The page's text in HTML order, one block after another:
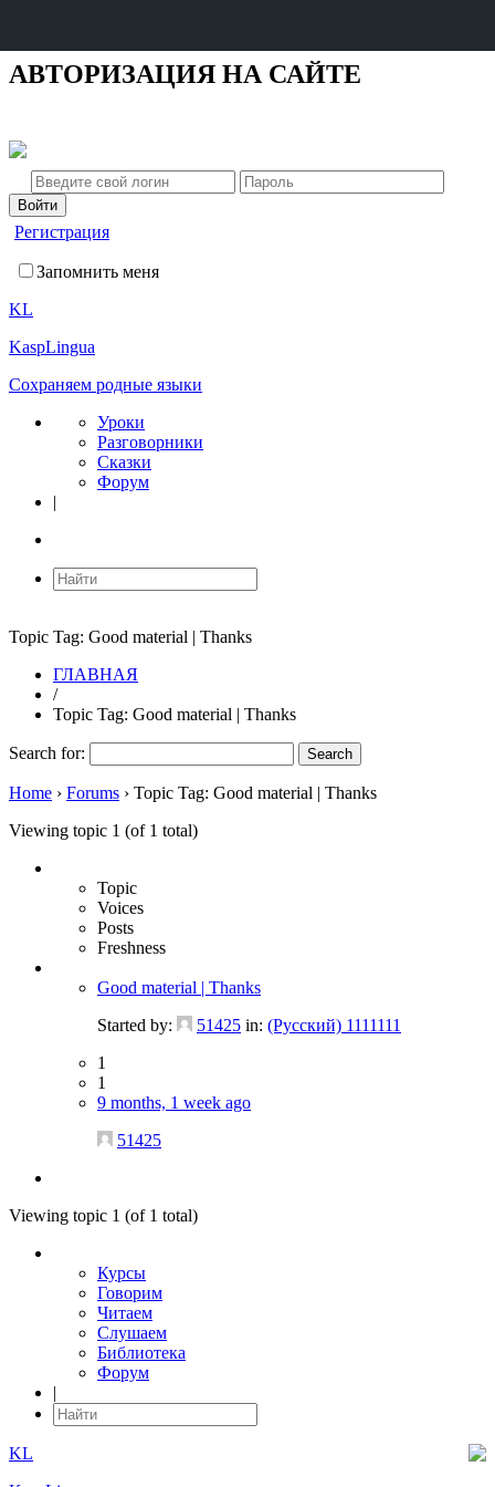
АВТОРИЗАЦИЯ НА САЙТЕ
Регистрация
Запомнить меня
KL
KaspLingua
Сохраняем родные языки
Уроки
Разговорники
Сказки
Форум
|
Topic Tag: Good material | Thanks
ГЛАВНАЯ
/
Topic Tag: Good material | Thanks
Search for:
Home › Forums › Topic Tag: Good material | Thanks
Viewing topic 1 (of 1 total)
Topic
Voices
Posts
Freshness
Good material | Thanks
Started by:
51425 in: (Русский) 1111111
1
1
9 months, 1 week ago
51425
Viewing topic 1 (of 1 total)
Курсы
Говорим
Читаем
Слушаем
Библиотека
Форум
|
KL